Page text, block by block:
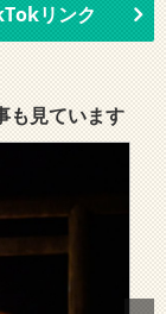
リンク
も見ています